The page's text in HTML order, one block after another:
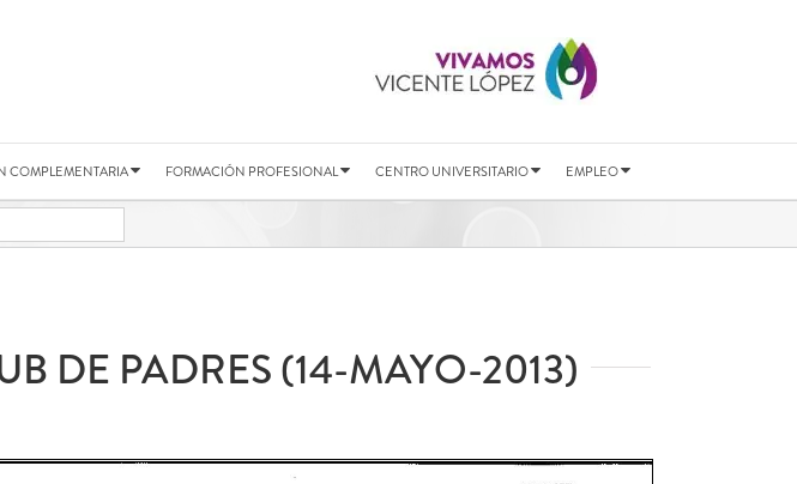
COMPLEMENTARIA FORMACIÓN PROFESIONAL CENTRO UNIVERSITARIO EMPLEO
DE PADRES (14-MAYO-2013)